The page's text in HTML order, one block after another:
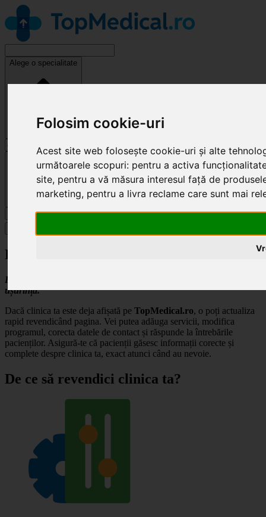
Folosim cookie-uri
Acest site web folosește cookie-uri și alte
următoarele scopuri: pentru a activa
site, pentru a vă măsura interesul față de
marketing, pentru a livra reclame care sunt mai
Alege o specialitate
Cluj-Napoca
Revendică clinică
Revendică profilul clinicii tale și gestionează-ți prezența online cu
ușurință.
Dacă clinica ta este deja afișată pe TopMedical.ro, o poți actualiza
rapid revendicând pagina. Vei putea adăuga servicii, modifica
programul, corecta datele de contact și răspunde la întrebările
pacienților. Asigură-te că pacienții găsesc informații corecte și
complete despre clinica ta, exact atunci când au nevoie.
De ce să revendici clinica ta?